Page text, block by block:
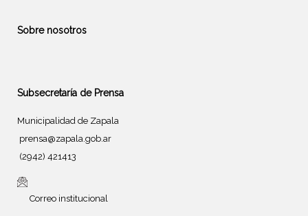
Sobre nosotros
Subsecretaría de Prensa
Municipalidad de Zapala
prensa@zapala.gob.ar
(2942) 421413
Correo institucional